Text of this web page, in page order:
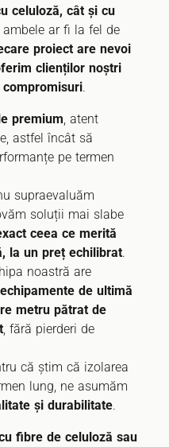
celuloză, cât și cu
ambele ar fi la fel de
proiect are nevoi
clienților noștri
.
premium , atent
astfel încât să
pe termen
supraevaluăm
soluții mai slabe
ceea ce merită
la un preț echilibrat.
noastră are
echipamente de ultimă
metru pătrat de
, fără pierderi de
că știm că izolarea
lung, ne asumăm
și durabilitate.
fibre de celuloză sau